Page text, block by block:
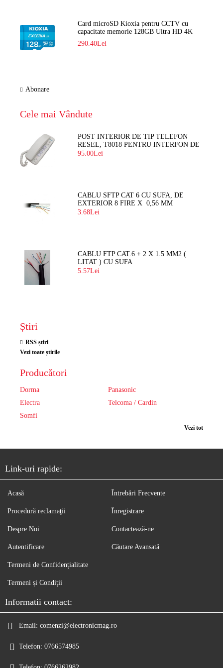
Card microSD Kioxia pentru CCTV cu
capacitate memorie 128GB Ultra HD 4K
LMEX2L128GG2
290.40Lei
Abonare
Cele mai Vândute
POST INTERIOR DE TIP TELEFON
RESEL, T8018 PENTRU INTERFON DE
BLOC
95.00Lei
CABLU SFTP CAT 6 CU SUFA, DE
EXTERIOR 8 FIRE X 0,56 MM
3.68Lei
CABLU FTP CAT.6 + 2 X 1.5 MM2 (
LITAT ) CU SUFA
5.57Lei
Știri
RSS știri
Vezi toate știrile
Producători
Dorma
Panasonic
Electra
Telcoma / Cardin
Somfi
Vezi tot
Link-uri rapide:
Acasă
Procedură reclamaţii
Despre Noi
Autentificare
Întrebări Frecvente
Înregistrare
Contactează-ne
Căutare Avansată
Termeni de Confidențialitate
Termeni și Condiții
Informatii contact:
Email: comenzi@electronicmag.ro
Telefon: 0766574985